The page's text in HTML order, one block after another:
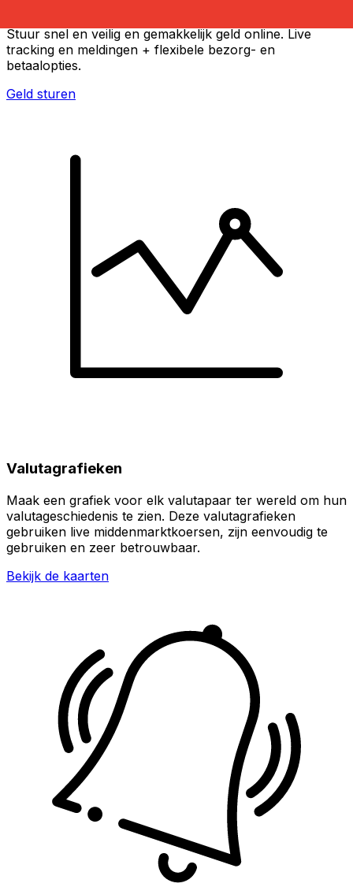
Stuur snel en veilig en gemakkelijk geld online. Live
tracking en meldingen + flexibele bezorg- en
betaalopties.
Geld sturen
Valutagrafieken
Maak een grafiek voor elk valutapaar ter wereld om hun
valutageschiedenis te zien. Deze valutagrafieken
gebruiken live middenmarktkoersen, zijn eenvoudig te
gebruiken en zeer betrouwbaar.
Bekijk de kaarten